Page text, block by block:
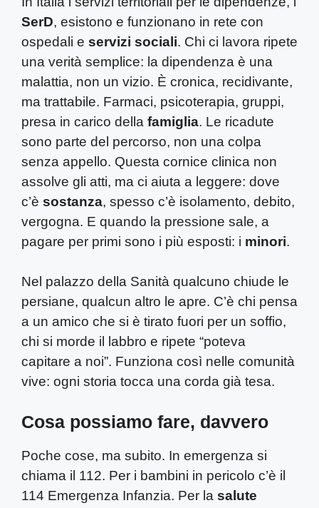
SerD, esistono e funzionano in rete con
ospedali e servizi sociali. Chi ci lavora ripete
una verità semplice: la dipendenza è una
malattia, non un vizio. È cronica, recidivante,
ma trattabile. Farmaci, psicoterapia, gruppi,
presa in carico della famiglia. Le ricadute
sono parte del percorso, non una colpa
senza appello. Questa cornice clinica non
assolve gli atti, ma ci aiuta a leggere: dove
c’è sostanza, spesso c’è isolamento, debito,
vergogna. E quando la pressione sale, a
pagare per primi sono i più esposti: i minori.
Nel palazzo della Sanità qualcuno chiude le
persiane, qualcun altro le apre. C’è chi pensa
a un amico che si è tirato fuori per un soffio,
chi si morde il labbro e ripete “poteva
capitare a noi”. Funziona così nelle comunità
vive: ogni storia tocca una corda già tesa.
Cosa possiamo fare, davvero
Poche cose, ma subito. In emergenza si
chiama il 112. Per i bambini in pericolo c’è il
114 Emergenza Infanzia. Per la salute